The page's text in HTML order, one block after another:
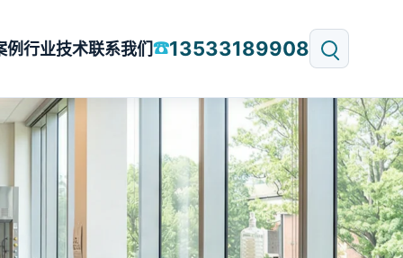
例行业技术联系我们☎13533189908